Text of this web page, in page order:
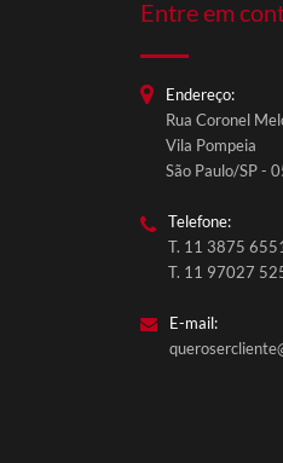
Entre em
Endereço:
Rua Coronel
Vila Pompeia
São Paulo/SP -
Telefone:
T. 11 3875
T. 11 97027
E-mail: